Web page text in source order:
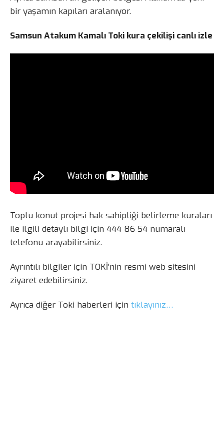
bir yaşamın kapıları aralanıyor.
Samsun Atakum Kamalı Toki kura çekilişi canlı izle
Toplu konut projesi hak sahipliği belirleme kuraları
ile ilgili detaylı bilgi için 444 86 54 numaralı
telefonu arayabilirsiniz.
Ayrıntılı bilgiler için TOKİ’nin resmi web sitesini
ziyaret edebilirsiniz.
Ayrıca diğer Toki haberleri için tıklayınız…